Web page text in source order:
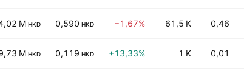
M HKD 0,590 HKD −1,67% 61,5 K 0,46
M HKD 0,119 HKD +13,33% 1 K 0,01